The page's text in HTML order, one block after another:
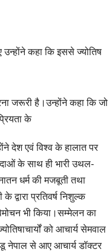
कहा कि इससे ज्योतिष
जरूरी है।उन्होंने कहा कि जो
के
देश एवं विश्व के हालात पर
के साथ ही भारी उथल-
धर्म की मजबूती तथा
प्रतिवर्ष निशुल्क
भी किया।सम्मेलन का
को आचार्य सेमवाल
नेपाल से आए आचार्य डॉक्टर